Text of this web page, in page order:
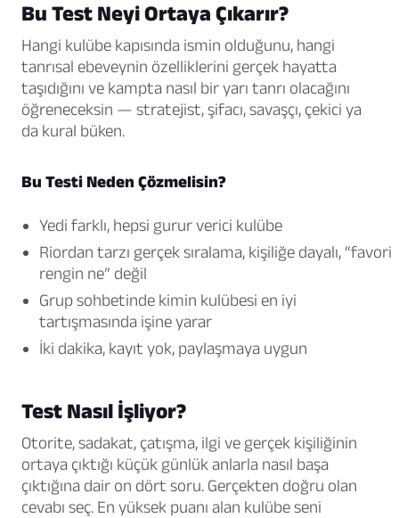
Bu Test Neyi Ortaya Çıkarır?
Hangi kulübe kapısında ismin olduğunu, hangi
tanrısal ebeveynin özelliklerini gerçek hayatta
taşıdığını ve kampta nasıl bir yarı tanrı olacağını
öğreneceksin — stratejist, şifacı, savaşçı, çekici ya
da kural büken.
Bu Testi Neden Çözmelisin?
Yedi farklı, hepsi gurur verici kulübe
Riordan tarzı gerçek sıralama, kişiliğe dayalı, “favori
rengin ne” değil
Grup sohbetinde kimin kulübesi en iyi
tartışmasında işine yarar
İki dakika, kayıt yok, paylaşmaya uygun
Test Nasıl İşliyor?
Otorite, sadakat, çatışma, ilgi ve gerçek kişiliğinin
ortaya çıktığı küçük günlük anlarla nasıl başa
çıktığına dair on dört soru. Gerçekten doğru olan
cevabı seç. En yüksek puanı alan kulübe seni